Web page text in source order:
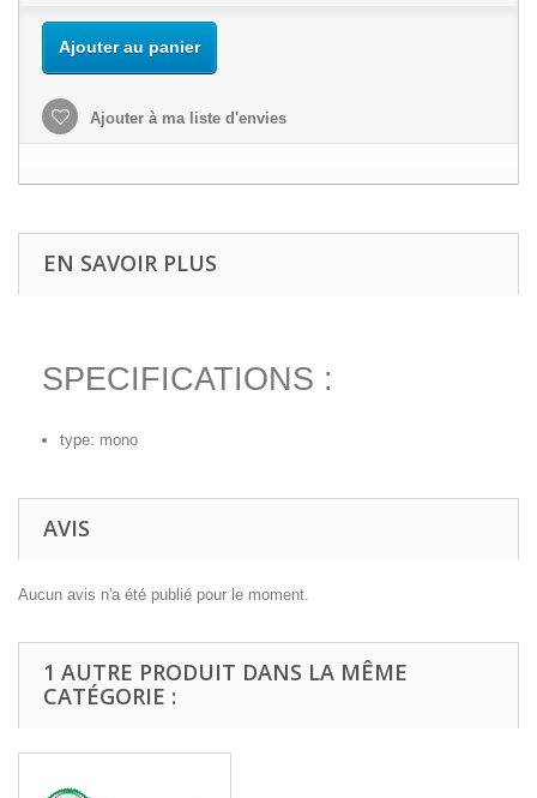
Ajouter au panier
Ajouter à ma liste d'envies
EN SAVOIR PLUS
SPECIFICATIONS :
type: mono
AVIS
Aucun avis n'a été publié pour le moment.
1 AUTRE PRODUIT DANS LA MÊME
CATÉGORIE :